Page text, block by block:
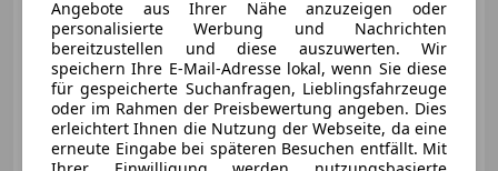
€ 28 900
Angebote aus Ihrer Nähe anzuzeigen oder
personalisierte Werbung und Nachrichten
bereitzustellen und diese auszuwerten. Wir
speichern Ihre E-Mail-Adresse lokal, wenn Sie diese
für gespeicherte Suchanfragen, Lieblingsfahrzeuge
oder im Rahmen der Preisbewertung angeben. Dies
erleichtert Ihnen die Nutzung der Webseite, da eine
erneute Eingabe bei späteren Besuchen entfällt. Mit